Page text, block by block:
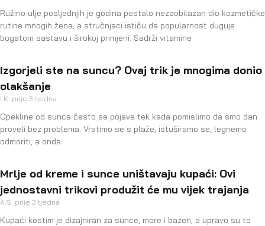
Ružino ulje posljednjih je godina postalo nezaobilazan dio kozmetičke
rutine mnogih žena, a stručnjaci ističu da popularnost duguje
bogatom sastavu i širokoj primjeni. Sadrži vitamine
Izgorjeli ste na suncu? Ovaj trik je mnogima donio
olakšanje
I.K. prije 3 tjedna
Opekline od sunca često se pojave tek kada pomislimo da smo dan
proveli bez problema. Vratimo se s plaže, istuširamo se, legnemo
odmoriti, a onda
Mrlje od kreme i sunce uništavaju kupaći: Ovi
jednostavni trikovi produžit će mu vijek trajanja
A.S. prije 3 tjedna
Kupaći kostim je dizajniran za sunce, more i bazen, a upravo su to